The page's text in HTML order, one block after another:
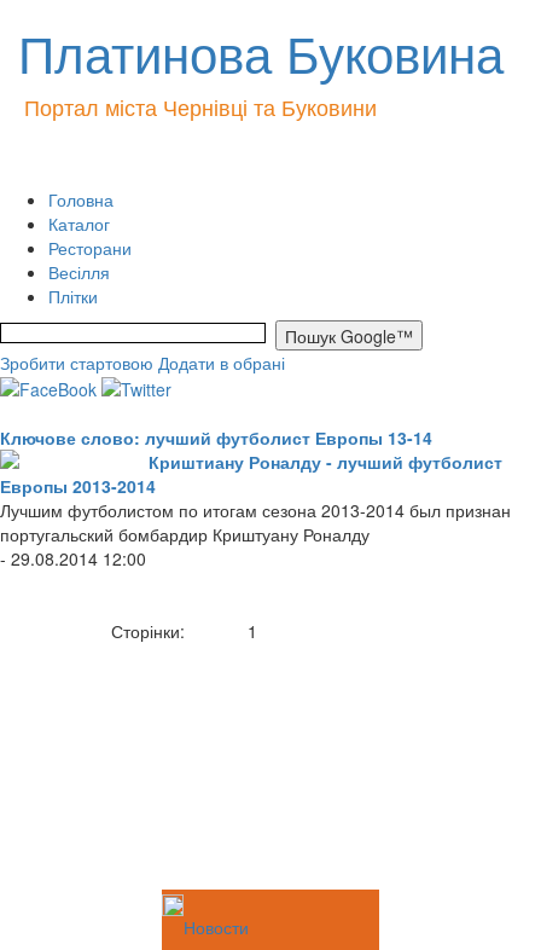
Платинова Буковина
Портал міста Чернівці та Буковини
Головна
Каталог
Ресторани
Весілля
Плітки
Зробити стартовою Додати в обрані
Ключове слово: лучший футболист Европы 13-14
Криштиану Роналду - лучший футболист
Европы 2013-2014
Лучшим футболистом по итогам сезона 2013-2014 был признан
португальский бомбардир Криштуану Роналду
- 29.08.2014 12:00
Сторінки: 1
Новости